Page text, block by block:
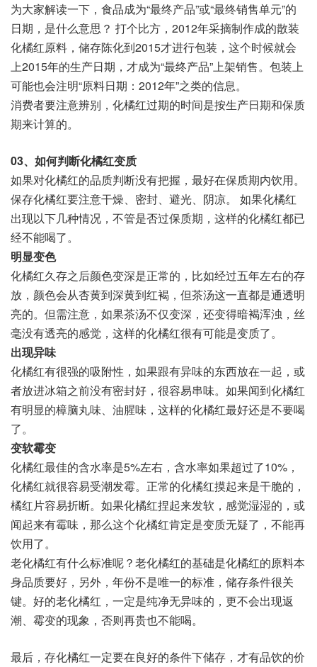
为大家解读一下，食品成为“最终产品”或“最终销售单元”的
日期，是什么意思？ 打个比方，2012年采摘制作成的散装
化橘红原料，储存陈化到2015才进行包装，这个时候就会
上2015年的生产日期，才成为“最终产品”上架销售。包装上
可能也会注明“原料日期：2012年”之类的信息。
消费者要注意辨别，化橘红过期的时间是按生产日期和保质
期来计算的。
03、如何判断化橘红变质
如果对化橘红的品质判断没有把握，最好在保质期内饮用。
保存化橘红要注意干燥、密封、避光、阴凉。 如果化橘红
出现以下几种情况，不管是否过保质期，这样的化橘红都已
经不能喝了。
明显变色
化橘红久存之后颜色变深是正常的，比如经过五年左右的存
放，颜色会从杏黄到深黄到红褐，但茶汤这一直都是通透明
亮的。但需注意，如果茶汤不仅变深，还变得暗褐浑浊，丝
毫没有透亮的感觉，这样的化橘红很有可能是变质了。
出现异味
化橘红有很强的吸附性，如果跟有异味的东西放在一起，或
者放进冰箱之前没有密封好，很容易串味。如果闻到化橘红
有明显的樟脑丸味、油腥味，这样的化橘红最好还是不要喝
了。
变软霉变
化橘红最佳的含水率是5%左右，含水率如果超过了10%，
化橘红就很容易受潮发霉。正常的化橘红摸起来是干脆的，
橘红片容易折断。如果化橘红捏起来发软，感觉湿湿的，或
闻起来有霉味，那么这个化橘红肯定是变质无疑了，不能再
饮用了。
老化橘红有什么标准呢？老化橘红的基础是化橘红的原料本
身品质要好，另外，年份不是唯一的标准，储存条件很关
键。好的老化橘红，一定是纯净无异味的，更不会出现返
潮、霉变的现象，否则再贵也不能喝。
最后，存化橘红一定要在良好的条件下储存，才有品饮的价